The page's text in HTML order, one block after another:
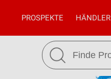
PROSPEKTE HÄNDLER